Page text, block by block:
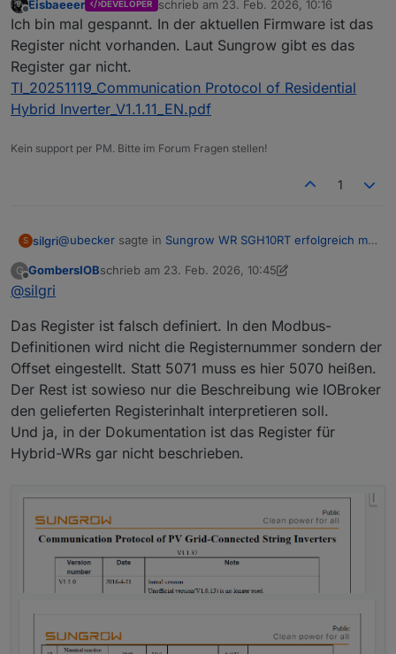
Offline
Eisbaeeer DEVELOPER schrieb am 23. Feb. 2026, 10:16
zuletzt editiert von
Ich bin mal gespannt. In der aktuellen Firmware ist das
Register nicht vorhanden. Laut Sungrow gibt es das
Register gar nicht.
TI_20251119_Communication Protocol of Residential
Hybrid Inverter_V1.1.11_EN.pdf
Kein support per PM. Bitte im Forum Fragen stellen!
1
S silgri@ubecker sagte in Sungrow WR SGH10RT erfolgreich mit
Frage zum Register 5071 ->
Isolationswiderstand
Bei mir bringt das Register den richtigen Wert. Ist
aber ein SH10RT Wechselrichter
Echt, meiner ist auch ein SH10RT
So ist mein Eingangsregister eingestellt:
Welchen Softwarestand hast Du?
G
Offline
GombersIOBschrieb am 23. Feb. 2026, 10:45
zuletzt editiert von GombersIOB
@silgri
Das Register ist falsch definiert. In den Modbus-
Definitionen wird nicht die Registernummer sondern der
Offset eingestellt. Statt 5071 muss es hier 5070 heißen.
Der Rest ist sowieso nur die Beschreibung wie IOBroker
den gelieferten Registerinhalt interpretieren soll.
Und ja, in der Dokumentation ist das Register für
Hybrid-WRs gar nicht beschrieben.